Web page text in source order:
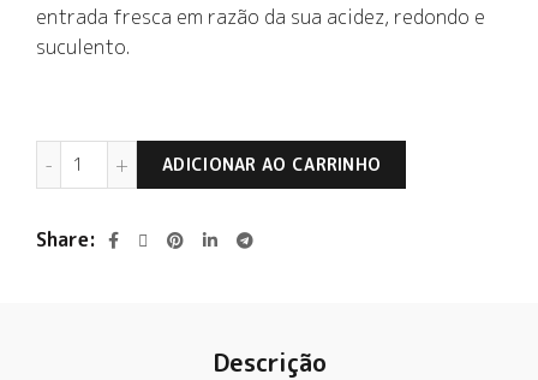
entrada fresca em razão da sua acidez, redondo e
suculento.
Casa de Uco El Salvaje Orgânico Malbec Rosé 2023
ADICIONAR AO CARRINHO
Share
Descrição